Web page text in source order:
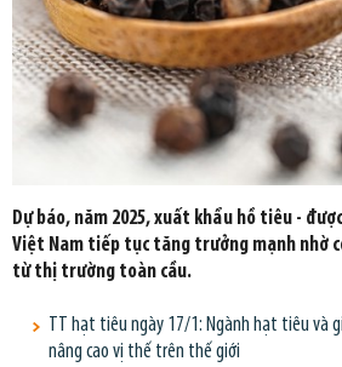
Dự báo, năm 2025, xuất khẩu hồ tiêu -
Việt Nam tiếp tục tăng trưởng mạnh nhờ
từ thị trường toàn cầu.
TT hạt tiêu ngày 17/1: Ngành hạt tiêu và
nâng cao vị thế trên thế giới